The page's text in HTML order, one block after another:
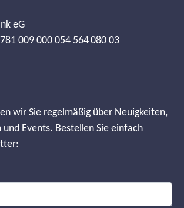
eG
009 000 054 564 080 03
wir Sie regelmäßig über Neuigkeiten,
Events. Bestellen Sie einfach